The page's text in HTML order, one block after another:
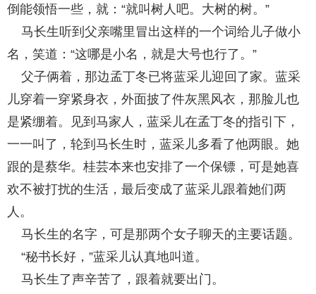
倒能领悟一些，就：“就叫树人吧。大树的树。”
马长生听到父亲嘴里冒出这样的一个词给儿子做小
名，笑道：“这哪是小名，就是大号也行了。”
父子俩着，那边孟丁冬已将蓝采儿迎回了家。蓝采
儿穿着一穿紧身衣，外面披了件灰黑风衣，那脸儿也
是紧绷着。见到马家人，蓝采儿在孟丁冬的指引下，
一一叫了，轮到马长生时，蓝采儿多看了他两眼。她
跟的是蔡华。桂芸本来也安排了一个保镖，可是她喜
欢不被打扰的生活，最后变成了蓝采儿跟着她们两
人。
马长生的名字，可是那两个女子聊天的主要话题。
“秘书长好，”蓝采儿认真地叫道。
马长生了声辛苦了，跟着就要出门。